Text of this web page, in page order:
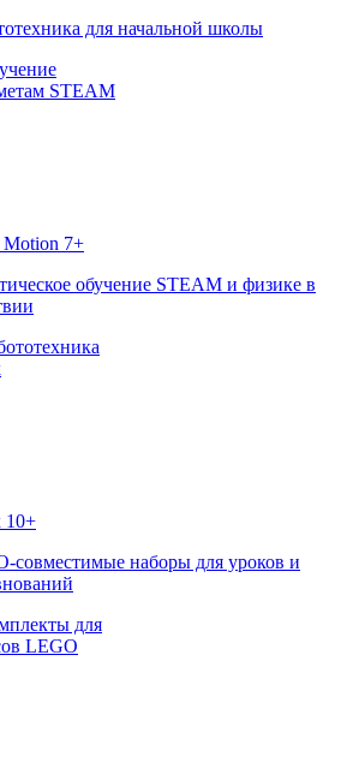
для начальной школы
7+
обучение STEAM и физике в
10+
совместимые наборы для уроков и